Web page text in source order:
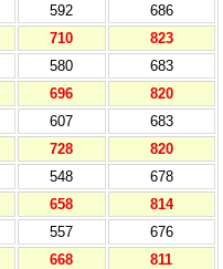
592
686
710
823
580
683
696
820
607
683
728
820
548
678
658
814
557
676
668
811